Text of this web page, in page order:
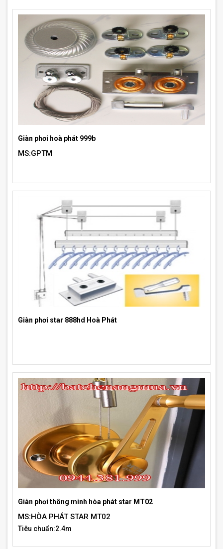
Giàn phơi hoà phát 999b
MS:GPTM
Giàn phơi star 888hd Hoà Phát
Giàn phơi thông minh hòa phát star MT02
MS:HÒA PHÁT STAR MT02
Tiêu chuẩn:2.4m